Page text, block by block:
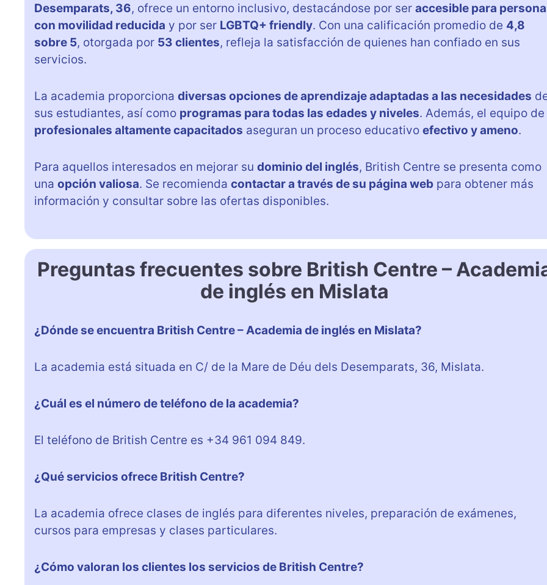
Desemparats, 36, ofrece un entorno inclusivo, destacándose por ser accesible para
con movilidad reducida y por ser LGBTQ+ friendly. Con una calificación promedio de 4,8
sobre 5, otorgada por 53 clientes, refleja la satisfacción de quienes han confiado en sus
servicios.
La academia proporciona diversas opciones de aprendizaje adaptadas a las necesidades
sus estudiantes, así como programas para todas las edades y niveles. Además, el equipo de
profesionales altamente capacitados aseguran un proceso educativo efectivo y ameno.
Para aquellos interesados en mejorar su dominio del inglés, British Centre se presenta como
una opción valiosa. Se recomienda contactar a través de su página web para obtener más
información y consultar sobre las ofertas disponibles.
Preguntas frecuentes sobre British Centre –
de inglés en Mislata
¿Dónde se encuentra British Centre – Academia de inglés en Mislata?
La academia está situada en C/ de la Mare de Déu dels Desemparats, 36, Mislata.
¿Cuál es el número de teléfono de la academia?
El teléfono de British Centre es +34 961 094 849.
¿Qué servicios ofrece British Centre?
La academia ofrece clases de inglés para diferentes niveles, preparación de exámenes,
cursos para empresas y clases particulares.
¿Cómo valoran los clientes los servicios de British Centre?